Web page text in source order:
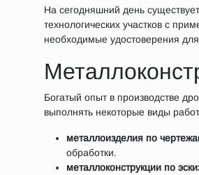
На сегодняшний день
технологических участков с
необходимые удостоверения
Богатый опыт в производстве
выполнять некоторые виды
металлоизделия по
обработки.
металлоконструкции по